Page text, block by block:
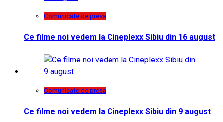
Comunicate de presa
Ce filme noi vedem la Cineplexx Sibiu din 16 august
Comunicate de presa
Ce filme noi vedem la Cineplexx Sibiu din 9 august